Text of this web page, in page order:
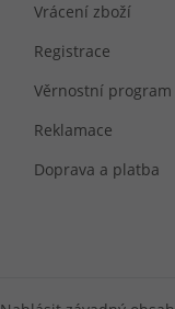
Vrácení zboží
Registrace
Věrnostní program
Reklamace
Doprava a platba